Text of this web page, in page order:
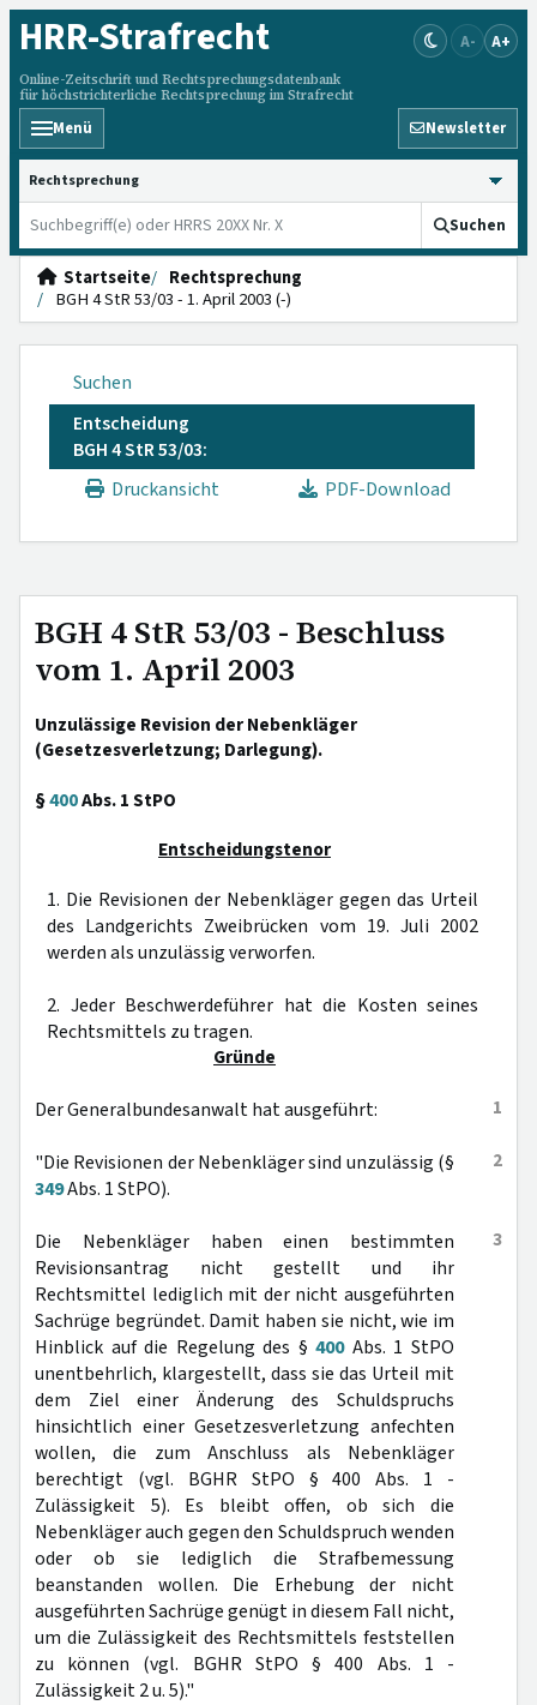
HRR-Strafrecht
Online-Zeitschrift und Rechtsprechungsdatenbank
für höchstrichterliche Rechtsprechung im Strafrecht
A- A+
Menü Newsletter
HRRS durchsuchen
Suchen
Startseite
Rechtsprechung
BGH 4 StR 53/03 - 1. April 2003 (-)
Suchen
Entscheidung
BGH 4 StR 53/03:
Druckansicht
PDF-Download
BGH 4 StR 53/03 - Beschluss
vom 1. April 2003
Unzulässige Revision der Nebenkläger
(Gesetzesverletzung; Darlegung).
§400Abs. 1 StPO
Entscheidungstenor
1. Die Revisionen der Nebenkläger gegen das Urteil
des Landgerichts Zweibrücken vom 19. Juli 2002
werden als unzulässig verworfen.
2. Jeder Beschwerdeführer hat die Kosten seines
Rechtsmittels zu tragen.
Gründe
1
Der Generalbundesanwalt hat ausgeführt:
2
"Die Revisionen der Nebenkläger sind unzulässig (§
349Abs. 1 StPO).
3
Die Nebenkläger haben einen bestimmten
Revisionsantrag nicht gestellt und ihr
Rechtsmittel lediglich mit der nicht ausgeführten
Sachrüge begründet. Damit haben sie nicht, wie im
Hinblick auf die Regelung des §400Abs. 1 StPO
unentbehrlich, klargestellt, dass sie das Urteil mit
dem Ziel einer Änderung des Schuldspruchs
hinsichtlich einer Gesetzesverletzung anfechten
wollen, die zum Anschluss als Nebenkläger
berechtigt (vgl. BGHR StPO § 400 Abs. 1 -
Zulässigkeit 5). Es bleibt offen, ob sich die
Nebenkläger auch gegen den Schuldspruch wenden
oder ob sie lediglich die Strafbemessung
beanstanden wollen. Die Erhebung der nicht
ausgeführten Sachrüge genügt in diesem Fall nicht,
um die Zulässigkeit des Rechtsmittels feststellen
zu können (vgl. BGHR StPO § 400 Abs. 1 -
Zulässigkeit 2 u. 5)."